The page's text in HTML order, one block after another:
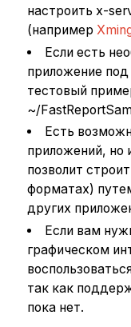
настроить x-
(например
Если есть
приложение под
тестовый
~/
Есть
приложений, но
позволит
форматах)
других
Если вам
графическом
так как
пока нет.